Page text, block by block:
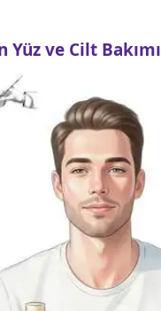
ve Cilt Bakımı